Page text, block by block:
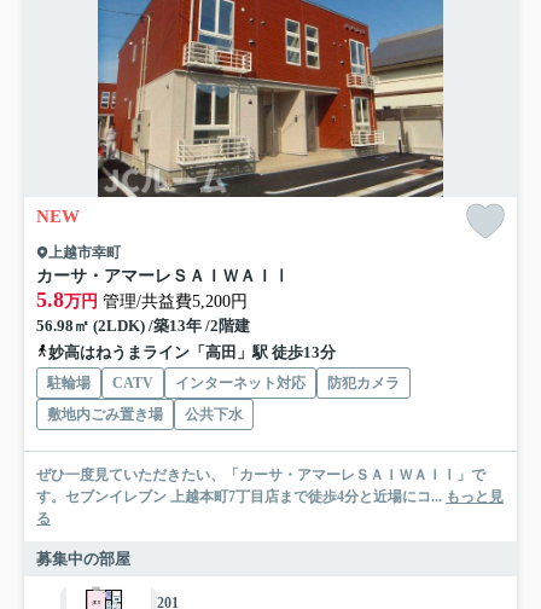
NEW
上越市幸町
カーサ・アマーレＳＡＩＷＡＩⅠ
5.8万円 管理/共益費5,200円
56.98㎡ (2LDK) /築13年 /2階建
妙高はねうまライン「高田」駅 徒歩13分
駐輪場 CATV インターネット対応
防犯カメラ
敷地内ごみ置き場
公共下水
ぜひ一度見ていただきたい、「カーサ・アマーレＳＡＩＷＡＩⅠ」で
す。セブンイレブン 上越本町7丁目店まで徒歩4分と近場にコ... もっと見
る
募集中の部屋
201